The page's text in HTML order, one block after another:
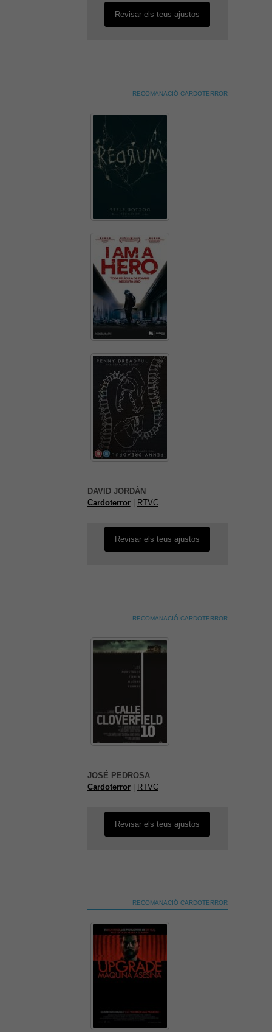
Revisar els teus ajustos
RECOMANACIÓ CARDOTERROR
DAVID JORDÁN
Cardoterror| RTVC
aquest contingut. El més probable
és que tinguis l'experiència
desactivada.
Revisar els teus ajustos
RECOMANACIÓ CARDOTERROR
JOSÉ PEDROSA
Cardoterror| RTVC
aquest contingut. El més probable
és que tinguis l'experiència
desactivada.
Revisar els teus ajustos
RECOMANACIÓ CARDOTERROR